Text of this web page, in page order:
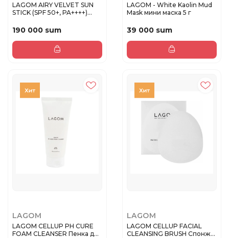
LAGOM AIRY VELVET SUN
STICK (SPF 50+, PA++++)
190 000 sum
LAGOM - White Kaolin Mud
Mask мини маска 5 г
39 000 sum
LAGOM
LAGOM CELLUP PH CURE
FOAM CLEANSER Пенка для
LAGOM
LAGOM CELLUP FACIAL
CLEANSING BRUSH Спонж